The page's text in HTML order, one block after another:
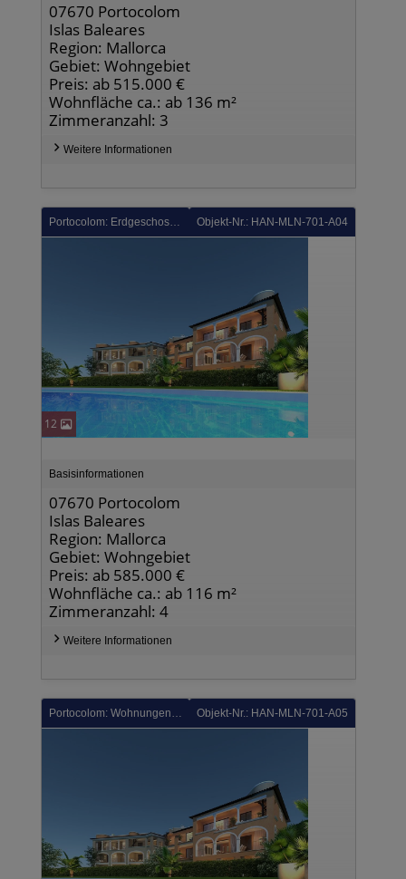
07670 Portocolom
Islas Baleares
Region: Mallorca
Gebiet: Wohngebiet
Preis: ab 515.000 €
Wohnfläche ca.: ab 136 m²
Zimmeranzahl: 3
Weitere Informationen
Portocolom: Erdgeschoss-Wohnungen mit 3 Schlafzimmern, 2 Bädern, Einbauküchen mit Elektrogeräten, Klimaanlage und Kfz-Stellplatz nur 150 m vom Hafen Objekt-Nr.: HAN-MLN-701-A04
12
Basisinformationen
07670 Portocolom
Islas Baleares
Region: Mallorca
Gebiet: Wohngebiet
Preis: ab 585.000 €
Wohnfläche ca.: ab 116 m²
Zimmeranzahl: 4
Weitere Informationen
Portocolom: Wohnungen im 1. Stock mit 3 Schlafzimmern, 2 Bädern, Einbauküchen mit Elektrogeräten, Klimaanlage und Kfz-Stellplatz nur 150 m vom Hafen Objekt-Nr.: HAN-MLN-701-A05